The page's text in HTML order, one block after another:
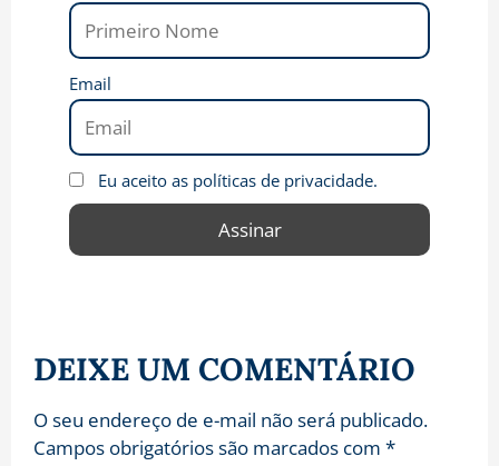
Email
Eu aceito as políticas de privacidade.
DEIXE UM COMENTÁRIO
O seu endereço de e-mail não será publicado.
Campos obrigatórios são marcados com *